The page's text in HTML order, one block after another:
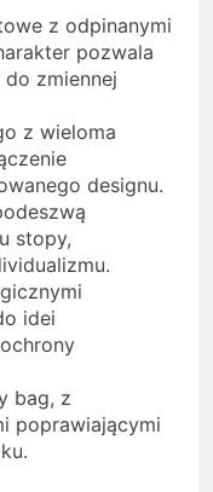
z odpinanymi
pozwala
zmiennej
z wieloma
designu.
stopy,
idei
bag, z
poprawiającymi